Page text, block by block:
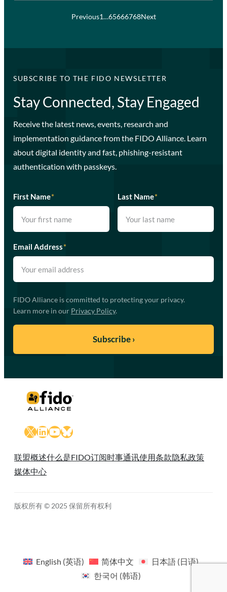
Previous1…65666768Next
SUBSCRIBE TO THE FIDO NEWSLETTER
Stay Connected, Stay Engaged
Receive the latest news, events, research and
implementation guidance from the FIDO Alliance. Learn
about digital identity and fast, phishing-resistant
authentication with passkeys.
First Name* Last Name*
Email Address*
FIDO Alliance is committed to protecting your privacy.
Learn more in our Privacy Policy.
X LinkedIn
YouTube
Bluesky
联盟概述什么是FIDO订阅时事通讯使用条款隐私政策
媒体中心
版权所有 © 2025 保留所有权利
English (英语) 简体中文 日本語(日语)
한국어 (韩语)